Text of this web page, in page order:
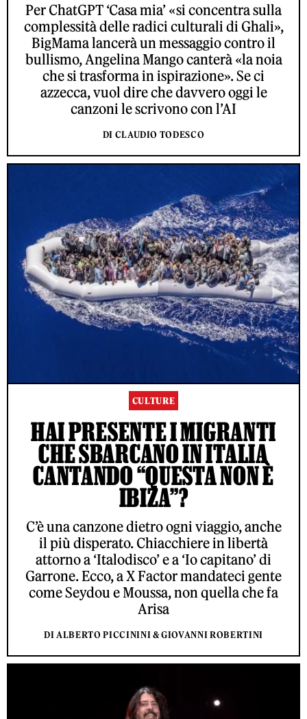
Per ChatGPT ‘Casa mia’ «si concentra sulla
complessità delle radici culturali di Ghali»,
BigMama lancerà un messaggio contro il
bullismo, Angelina Mango canterà «la noia
che si trasforma in ispirazione». Se ci
azzecca, vuol dire che davvero oggi le
canzoni le scrivono con l’AI
DI CLAUDIO TODESCO
CULTURE
HAI PRESENTE I MIGRANTI
CHE SBARCANO IN ITALIA
CANTANDO “QUESTA NON È
IBIZA”?
C’è una canzone dietro ogni viaggio, anche
il più disperato. Chiacchiere in libertà
attorno a ‘Italodisco’ e a ‘Io capitano’ di
Garrone. Ecco, a X Factor mandateci gente
come Seydou e Moussa, non quella che fa
Arisa
DI ALBERTO PICCININI & GIOVANNI ROBERTINI